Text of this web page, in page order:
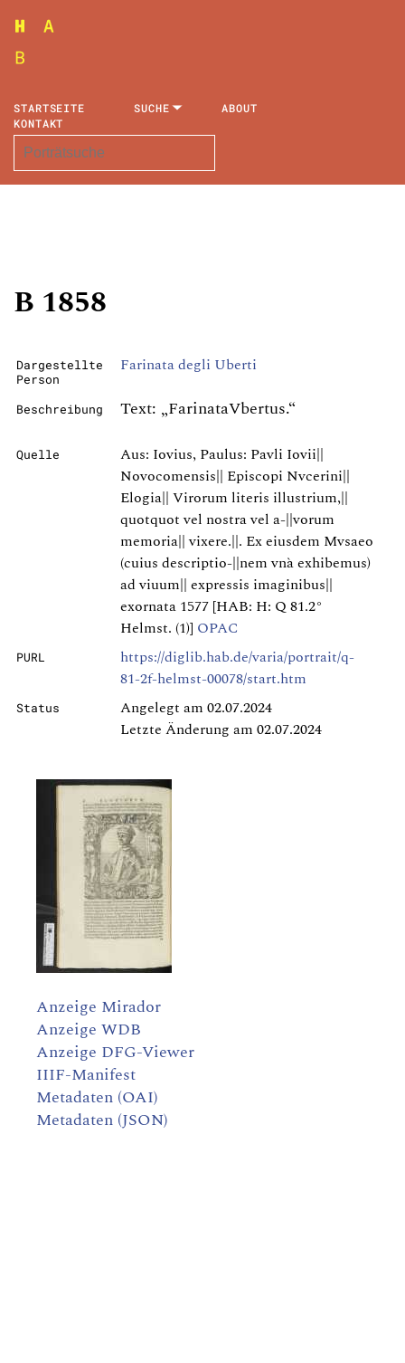
STARTSEITE SUCHE
ABOUT
KONTAKT
B 1858
Dargestellte
Person
Farinata degli Uberti
Beschreibung Text: „FarinataVbertus.“
Quelle
Aus: Iovius, Paulus: Pavli Iovii||
Novocomensis|| Episcopi Nvcerini||
Elogia|| Virorum literis illustrium,||
quotquot vel nostra vel a-||vorum
memoria|| vixere.||. Ex eiusdem Mvsaeo
(cuius descriptio-||nem vnà exhibemus)
ad viuum|| expressis imaginibus||
exornata 1577 [HAB: H: Q 81.2°
Helmst. (1)] OPAC
PURL
https://diglib.hab.de/varia/portrait/q-
81-2f-helmst-00078/start.htm
Status
Angelegt am 02.07.2024
Letzte Änderung am 02.07.2024
Anzeige Mirador
Anzeige WDB
Anzeige DFG-Viewer
IIIF-Manifest
Metadaten (OAI)
Metadaten (JSON)